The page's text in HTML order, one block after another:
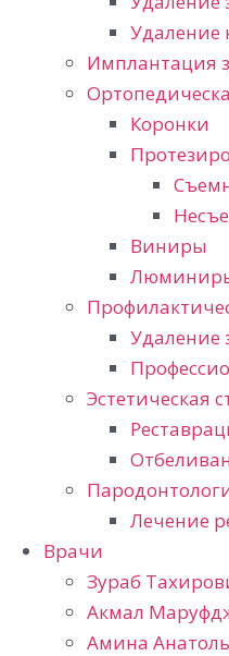
Удаление
Имплантация
Коронки
Виниры
Удаление
Эстетическая
Лечение
Врачи
Зураб
Акмал
Амина